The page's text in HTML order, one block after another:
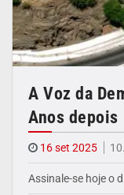
A Voz da
Anos depois
16 set 2025
Assinale-se hoje o